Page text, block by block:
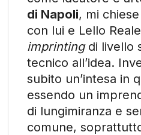
di Napoli, mi
con lui e Lello
imprintingdi livello
tecnico all’idea.
subito un’intesa in
essendo un
di lungimiranza e
comune,